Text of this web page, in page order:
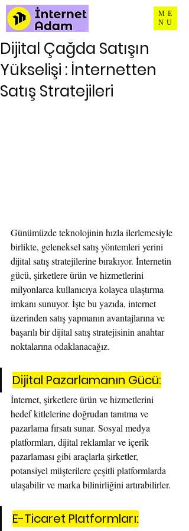
ME
NU
Dijital Çağda Satışın
Yükselişi : İnternetten
Satış Stratejileri
Günümüzde teknolojinin hızla ilerlemesiyle
birlikte, geleneksel satış yöntemleri yerini
dijital satış stratejilerine bırakıyor. İnternetin
gücü, şirketlere ürün ve hizmetlerini
milyonlarca kullanıcıya kolayca ulaştırma
imkanı sunuyor. İşte bu yazıda, internet
üzerinden satış yapmanın avantajlarına ve
başarılı bir dijital satış stratejisinin anahtar
noktalarına odaklanacağız.
Dijital Pazarlamanın Gücü:
İnternet, şirketlere ürün ve hizmetlerini
hedef kitlelerine doğrudan tanıtma ve
pazarlama fırsatı sunar. Sosyal medya
platformları, dijital reklamlar ve içerik
pazarlaması gibi araçlarla şirketler,
potansiyel müşterilere çeşitli platformlarda
ulaşabilir ve marka bilinirliğini artırabilirler.
E-Ticaret Platformları: